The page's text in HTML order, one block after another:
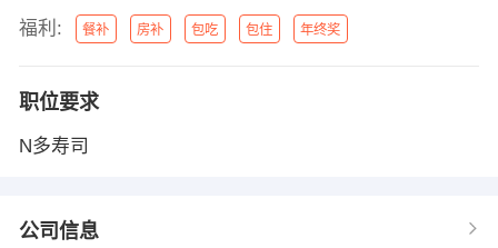
福利:
餐补 房补 包吃 包住 年终奖
职位要求
N多寿司
公司信息